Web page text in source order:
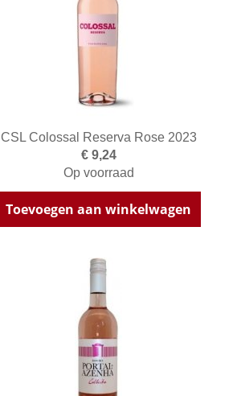
CSL Colossal Reserva Rose 2023
€ 9,24
Op voorraad
Toevoegen aan winkelwagen